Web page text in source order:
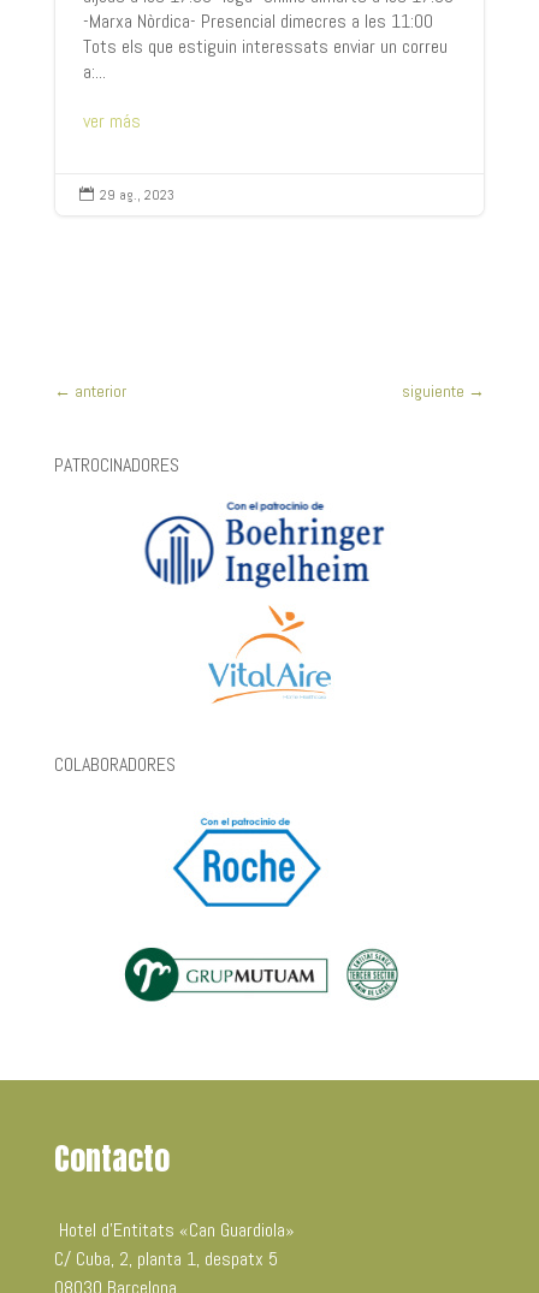
-Marxa Nòrdica- Presencial dimecres a les 11:00
Tots els que estiguin interessats enviar un correu
a:...
ver más
 29 ag., 2023
← anterior siguiente →
PATROCINADORES
COLABORADORES
Contacto
Hotel d’Entitats «Can Guardiola»
C/ Cuba, 2, planta 1, despatx 5
08030 Barcelona